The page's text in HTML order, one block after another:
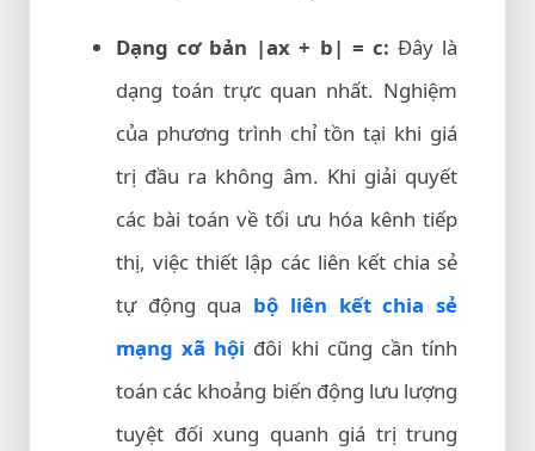
Dạng cơ bản |ax + b| = c: Đây là
dạng toán trực quan nhất. Nghiệm
của phương trình chỉ tồn tại khi giá
trị đầu ra không âm. Khi giải quyết
các bài toán về tối ưu hóa kênh tiếp
thị, việc thiết lập các liên kết chia sẻ
tự động qua bộ liên kết chia sẻ
mạng xã hội đôi khi cũng cần tính
toán các khoảng biến động lưu lượng
tuyệt đối xung quanh giá trị trung